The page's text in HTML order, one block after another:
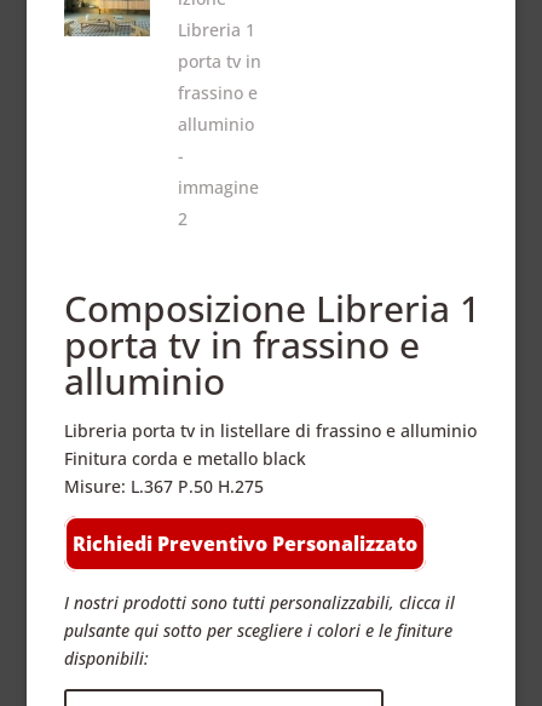
Composizione Libreria 1
porta tv in frassino e
alluminio
Libreria porta tv in listellare di frassino e alluminio
Finitura corda e metallo black
Misure: L.367 P.50 H.275
Richiedi Preventivo Personalizzato
I nostri prodotti sono tutti personalizzabili, clicca il
pulsante qui sotto per scegliere i colori e le finiture
disponibili: